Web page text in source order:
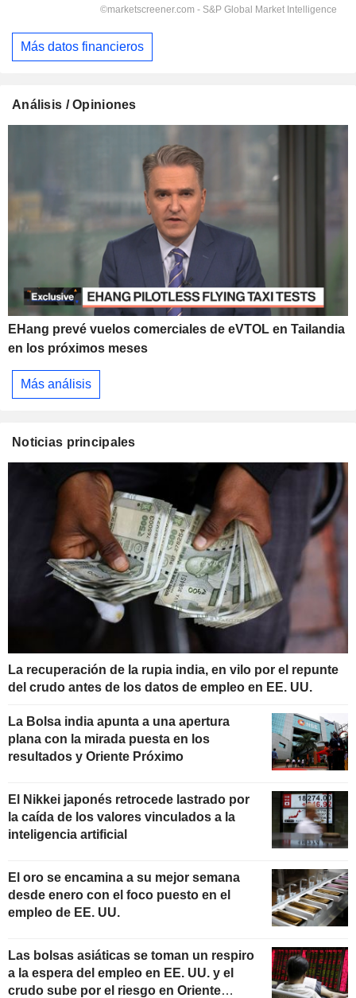
Más datos financieros
Análisis / Opiniones
EHang prevé vuelos comerciales de eVTOL en Tailandia
en los próximos meses
Más análisis
Noticias principales
La recuperación de la rupia india, en vilo por el repunte
del crudo antes de los datos de empleo en EE. UU.
La Bolsa india apunta a una apertura
plana con la mirada puesta en los
resultados y Oriente Próximo
El Nikkei japonés retrocede lastrado por
la caída de los valores vinculados a la
inteligencia artificial
El oro se encamina a su mejor semana
desde enero con el foco puesto en el
empleo de EE. UU.
Las bolsas asiáticas se toman un respiro
a la espera del empleo en EE. UU. y el
crudo sube por el riesgo en Oriente